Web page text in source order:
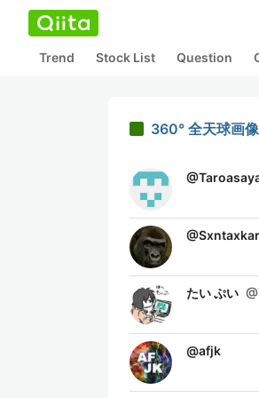
Trend Stock List Question
360° 全天球画
@
@
たい ぷい @
@afjk